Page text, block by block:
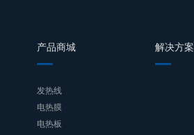
产品商城
发热线
电热膜
电热板
解决方案